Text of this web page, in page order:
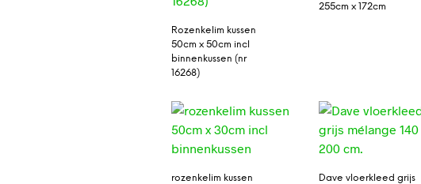
Rozenkelim kussen
50cm x 50cm incl
binnenkussen (nr
16268)
255cm x 172cm
rozenkelim kussen
Dave vloerkleed grijs